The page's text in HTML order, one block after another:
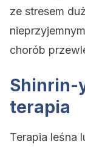
ze stresem
chorób
Shinrin-
terapia
Terapia leśna